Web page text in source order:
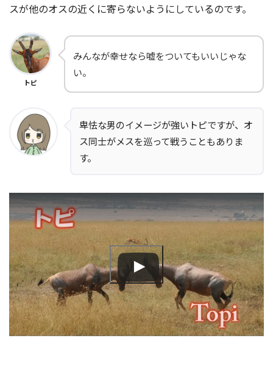
スが他のオスの近くに寄らないようにしているのです。
トピ
みんなが幸せなら嘘をついてもいいじゃな
い。
卑怯な男のイメージが強いトピですが、オ
ス同士がメスを巡って戦うこともありま
す。